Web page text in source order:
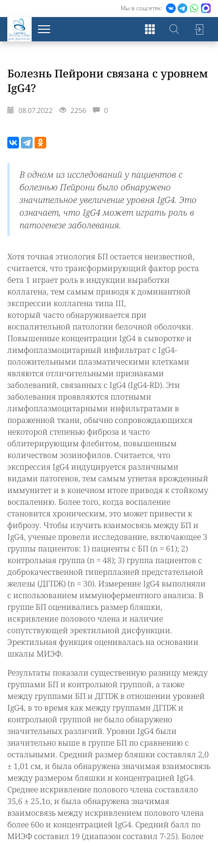
Мы в соцсетях:
Экосистема
для урологов
Болезнь Пейрони связана с уровнем
IgG4?
08.07.2022 2256 0
В одном из исследований у пациентов с
болезнью Пейрони было обнаружено
значительное увеличение уровня IgG4. Это
означает, что IgG4 может играть роль в
патогенезе заболевания.
Хотя точная этиология БП остается неизвестной,
считается, что трансформирующий фактор роста
бета 1 играет роль в индукции выработки
коллагена, тем самым приводя к доминантной
экспрессии коллагена типа III,
который часто обнаруживается при
воспалительной патологии белочной оболочки.
Повышенные концентрации IgG4 в сыворотке и
лимфоплазмоцитарный инфильтрат с IgG4-
положительными плазматическими клетками
являются отличительными признаками
заболеваний, связанных с IgG4 (IgG4-RD). Эти
заболевания проявляются плотными
лимфоплазмоцитарными инфильтратами в
пораженной ткани, обычно сопровождающихся
некоторой степенью фиброза и часто
облитерирующим флебитом, повышенным
количеством эозинофилов. Считается, что
экспрессия IgG4 индуцируется различными
видами патогенов, тем самым угнетая врожденный
иммунитет и в конечном итоге приводя к стойкому
воспалению. Более того, когда воспаление
становится хроническим, это может привести к
фиброзу. Чтобы изучить взаимосвязь между БП и
IgG4, ученые провели исследование, включающее 3
группы пациентов: 1) пациенты с БП (n = 61); 2)
контрольная группа (n = 48); 3) группа пациентов с
доброкачественной гиперплазией предстательной
железы (ДГПЖ) (n = 30). Измерение IgG4 выполняли
с использованием иммуноферментного анализа. В
группе БП оценивались размер бляшки,
искривление полового члена и наличие
сопутствующей эректильной дисфункции.
Эректильная функция оценивалась на основании
шкалы МИЭФ.
Результаты показали существенную разницу между
группами БП и контрольной группой, а также
между группами БП и ДГПЖ в отношении уровней
IgG4, в то время как между группами ДГПЖ и
контрольной группой не было обнаружено
значительных различий. Уровни IgG4 были
значительно выше в группе БП по сравнению с
остальными. Средний размер бляшки составлял 2,0
± 1,01 см, и была обнаружена значимая взаимосвязь
между размером бляшки и концентрацией IgG4.
Среднее искривление полового члена составляло
35,6 ± 25,1о, и была обнаружена значимая
взаимосвязь между искривлением полового члена
более 60о и концентрацией IgG4. Средний балл по
МИЭФ составил 19 (диапазон составил 7-25). Более